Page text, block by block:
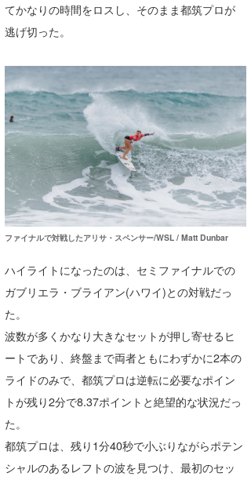
てかなりの時間をロスし、そのまま都筑プロが
逃げ切った。
ファイナルで対戦したアリサ・スペンサー/WSL / Matt Dunbar
ハイライトになったのは、セミファイナルでの
ガブリエラ・ブライアン(ハワイ)との対戦だっ
た。
波数が多くかなり大きなセットが押し寄せるヒ
ートであり、終盤まで両者ともにわずかに2本の
ライドのみで、都筑プロは逆転に必要なポイン
トが残り2分で8.37ポイントと絶望的な状況だっ
た。
都筑プロは、残り1分40秒で小ぶりながらポテン
シャルのあるレフトの波を見つけ、最初のセッ
Core Surf Japan
Naoya Kimoto
mitsuteru Kamio
Yasunari Inoue
Yoshiyuki Obata
arukasvision
DELTA FORCE SURF
熊谷素子
メディア
SURFMEDIA
Colors MAGAZINE
WAVAL
波伝説アンバサダー/プロライダー
福島寿実子
中浦“JET”章
嵯峨明日香
進士剛光
植村未来
NOBUFUKU
大野”MAR”修聖
波伝説スタッフ
☆加藤
+☆maki☆+
Aichan
ECE
G◎Da
H
KOBU
波伝説